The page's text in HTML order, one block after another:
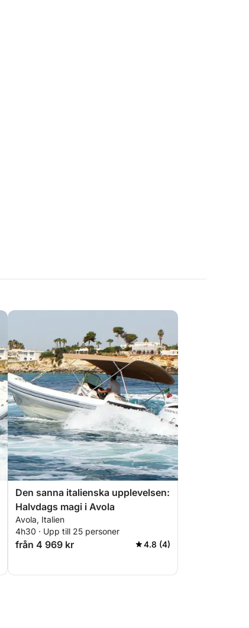
Den sanna italienska upplevelsen:
Halvdags magi i Avola
Avola, Italien
4h30 · Upp till 25 personer
från 4 969 kr 4.8 (4)